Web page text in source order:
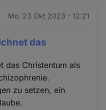
Mo. 23 Okt 2023 - 12:21
das
das Christentum als
zu setzen, ein